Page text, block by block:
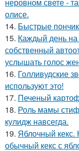
олисе.
14. Быстрые
15. Каждый день на
собственный
услышать голос
16. Голливудские
используют это!
17. Печеный
18. Роль мамы
кулидж навсегда.
19. Яблочный
обычный кекс с